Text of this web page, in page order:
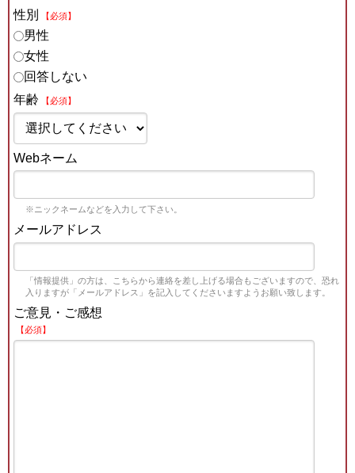
性別
【必須】
男性
女性
回答しない
年齢
【必須】
Webネーム
※ニックネームなどを入力して下さい。
メールアドレス
「情報提供」の方は、こちらから連絡を差し上げる場合もございますので、恐れ
入りますが「メールアドレス」を記入してくださいますようお願い致します。
ご意見・ご感想
【必須】